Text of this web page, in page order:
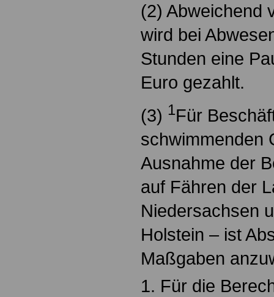
(2) Abweichend
wird bei
Stunden eine
Euro gezahlt.
(3) 1Für
schwimmenden
Ausnahme der
auf Fähren der
Niedersachsen
Holstein – ist
Maßgaben
1. Für die